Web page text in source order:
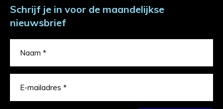
Schrijf je in voor de maandelijkse
nieuwsbrief